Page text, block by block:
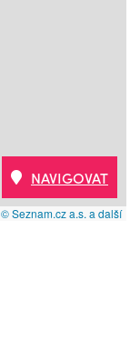
© Seznam.cz a.s. a další
NAVIGOVAT